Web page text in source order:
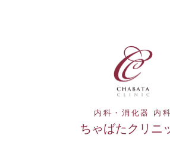
内科・消化器 内科
ちゃばたクリニ